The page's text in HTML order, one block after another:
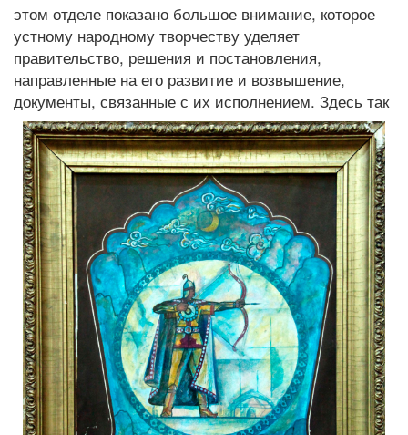
этом отделе показано большое внимание, которое
устному народному творчеству уделяет
правительство, решения и постановления,
направленные на его развитие и возвышение,
документы, связанные с их исполнением. Здесь так